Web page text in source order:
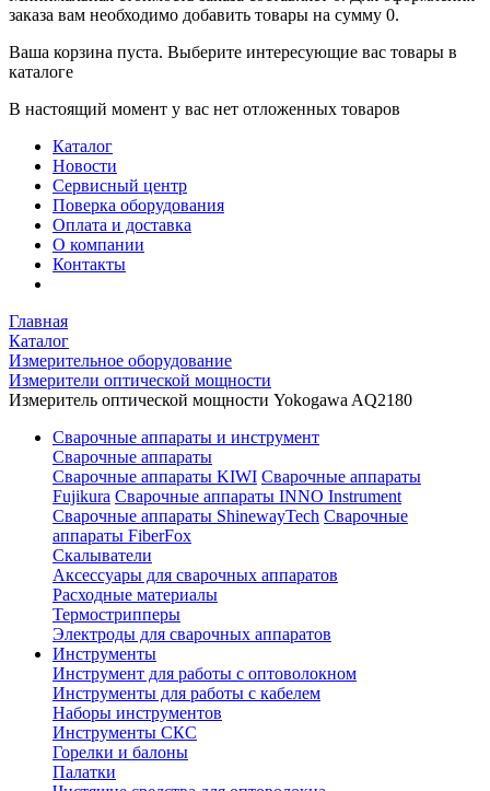
заказа вам необходимо добавить товары на сумму 0.
Ваша корзина пуста. Выберите интересующие вас товары в
каталоге
В настоящий момент у вас нет отложенных товаров
Каталог
Новости
Сервисный центр
Поверка оборудования
Оплата и доставка
О компании
Контакты
Главная
Каталог
Измерительное оборудование
Измерители оптической мощности
Измеритель оптической мощности Yokogawa AQ2180
Сварочные аппараты и инструмент
Сварочные аппараты
Сварочные аппараты KIWI Сварочные аппараты
Fujikura Сварочные аппараты INNO Instrument
Сварочные аппараты ShinewayTech Cварочные
аппараты FiberFox
Скалыватели
Аксессуары для сварочных аппаратов
Расходные материалы
Термострипперы
Электроды для сварочных аппаратов
Инструменты
Инструмент для работы с оптоволокном
Инструменты для работы с кабелем
Наборы инструментов
Инструменты СКС
Горелки и балоны
Палатки